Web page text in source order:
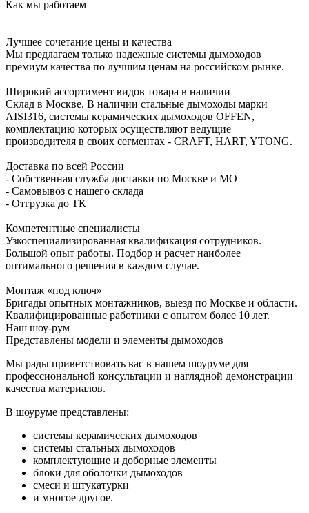
Как мы работаем
Лучшее сочетание цены и качества
Мы предлагаем только надежные системы дымоходов
премиум качества по лучшим ценам на российском рынке.
Широкий ассортимент видов товара в наличии
Склад в Москве. В наличии стальные дымоходы марки
AISI316, системы керамических дымоходов OFFEN,
комплектацию которых осуществляют ведущие
производителя в своих сегментах - CRAFT, HART, YTONG.
Доставка по всей России
- Собственная служба доставки по Москве и МО
- Самовывоз с нашего склада
- Отгрузка до ТК
Компетентные специалисты
Узкоспециализированная квалификация сотрудников.
Большой опыт работы. Подбор и расчет наиболее
оптимального решения в каждом случае.
Монтаж «под ключ»
Бригады опытных монтажников, выезд по Москве и области.
Квалифицированные работники с опытом более 10 лет.
Наш шоу-рум
Представлены модели и элементы дымоходов
Мы рады приветствовать вас в нашем шоуруме для
профессиональной консультации и наглядной демонстрации
качества материалов.
В шоуруме представлены:
системы керамических дымоходов
системы стальных дымоходов
комплектующие и доборные элементы
блоки для оболочки дымоходов
смеси и штукатурки
и многое другое.